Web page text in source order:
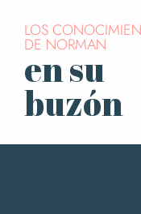
LOS
DE NORMAN
en su
buzón